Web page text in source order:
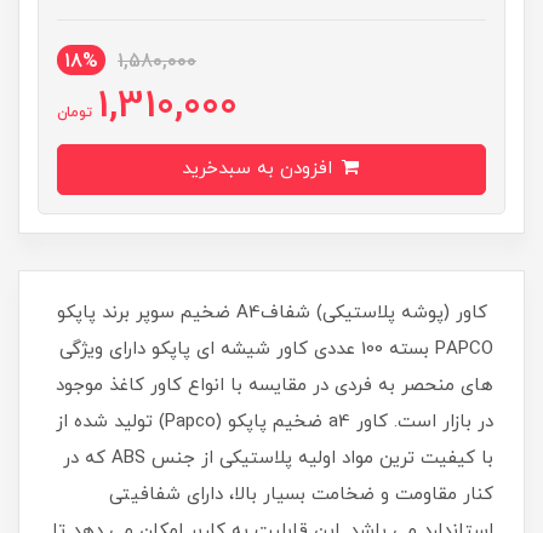
1,580,000
18%
1,310,000 تومان
کاور (پوشه پلاستیکی) شفافA4 ضخیم سوپر برند پاپکو
PAPCO بسته 100 عددی کاور شیشه ای پاپکو دارای ویژگی
های منحصر به فردی در مقایسه با انواع کاور کاغذ موجود
در بازار است. کاور a4 ضخیم پاپکو (Papco) تولید شده از
با کیفیت ترین مواد اولیه پلاستیکی از جنس ABS که در
کنار مقاومت و ضخامت بسیار بالا، دارای شفافیتی